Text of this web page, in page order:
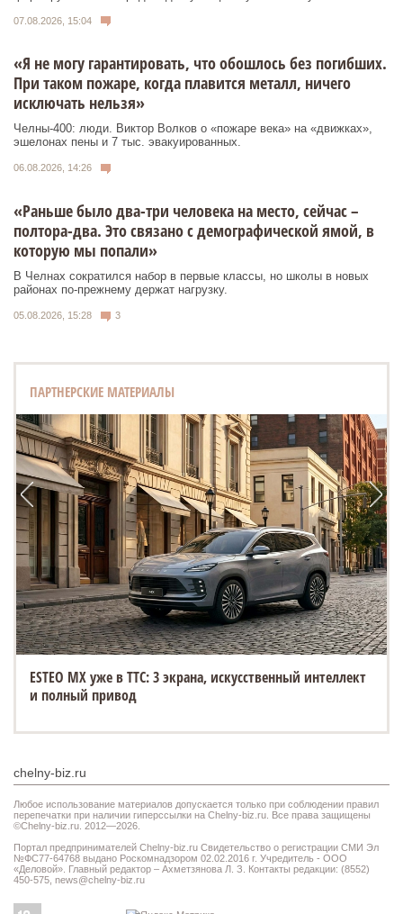
07.08.2026, 15:04
«Я не могу гарантировать, что обошлось без погибших.
При таком пожаре, когда плавится металл, ничего
исключать нельзя»
Челны-400: люди. Виктор Волков о «пожаре века» на «движках»,
эшелонах пены и 7 тыс. эвакуированных.
06.08.2026, 14:26
«Раньше было два-три человека на место, сейчас –
полтора-два. Это связано с демографической ямой, в
которую мы попали»
В Челнах сократился набор в первые классы, но школы в новых
районах по-прежнему держат нагрузку.
05.08.2026, 15:28 3
ПАРТНЕРСКИЕ МАТЕРИАЛЫ
VOYAH - лидер премиум-сегмента по итогам первого
полугодия 2026 года
chelny-biz.ru
Любое использование материалов допускается только при соблюдении правил
перепечатки при наличии гиперссылки на Chelny-biz.ru. Все права защищены
©Chelny-biz.ru. 2012—2026.
Портал предпринимателей Chelny-biz.ru Свидетельство о регистрации СМИ Эл
№ФС77-64768 выдано Роскомнадзором 02.02.2016 г. Учредитель - ООО
«Деловой». Главный редактор – Ахметзянова Л. З. Контакты редакции: (8552)
450-575, news@chelny-biz.ru